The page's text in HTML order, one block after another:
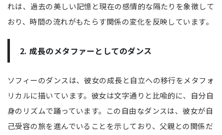
れは、過去の美しい記憶と現在の感情的な隔たりを象徴して
おり、時間の流れがもたらす関係の変化を反映しています。
2. 成長のメタファーとしてのダンス
ソフィーのダンスは、彼女の成長と自立への移行をメタフォ
リカルに描いています。彼女は文字通りと比喩的に、自分自
身のリズムで踊っています。この自由なダンスは、彼女が自
己受容の旅を進んでいることを示しており、父親との関係だ